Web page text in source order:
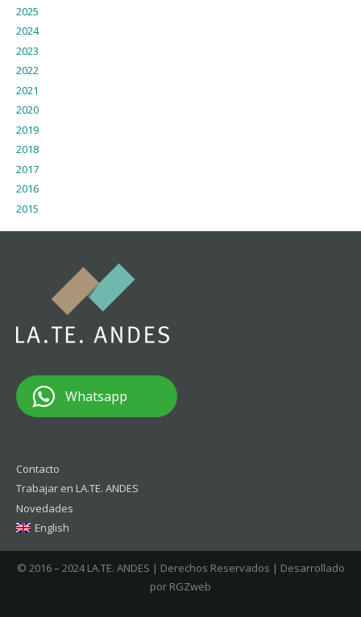
2025
2024
2023
2022
2021
2020
2019
2018
2017
2016
2015
Whatsapp
Contacto
Trabajar en LA.TE. ANDES
Novedades
English
© 2016 – 2024 LA.TE. ANDES | Derechos Reservados | Desarrollado
por RGZweb